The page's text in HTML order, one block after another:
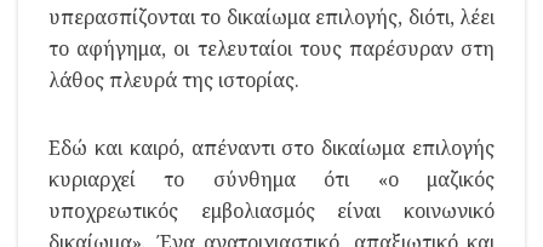
υπερασπίζονται το δικαίωμα επιλογής, διότι, λέει
το αφήγημα, οι τελευταίοι τους παρέσυραν στη
λάθος πλευρά της ιστορίας.
Εδώ και καιρό, απέναντι στο δικαίωμα επιλογής
κυριαρχεί το σύνθημα ότι «ο μαζικός
υποχρεωτικός εμβολιασμός είναι κοινωνικό